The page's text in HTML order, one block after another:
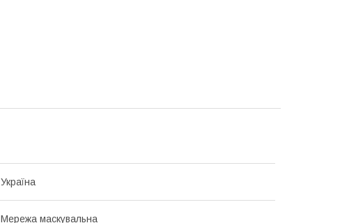
Україна
Мережа маскувальна